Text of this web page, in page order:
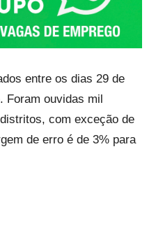
entre os dias 29 de
Foram ouvidas mil
com exceção de
de erro é de 3% para